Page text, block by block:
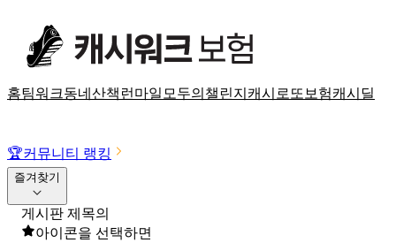
홈팀워크동네산책 런마일 모두의챌린지 캐시로또 보험캐시딜
🏆커뮤니티 랭킹
즐겨찾기
게시판 제목의
아이콘을 선택하면